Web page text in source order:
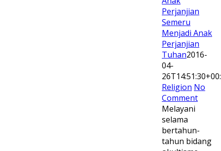
Perjanjian
Semeru
Menjadi Anak
Perjanjian
Tuhan2016-
04-
Religion No
Comment
Melayani
selama
bertahun-
tahun bidang